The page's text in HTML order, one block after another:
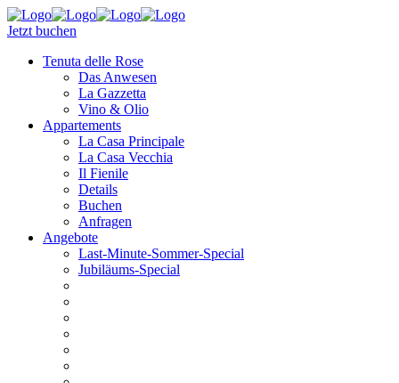
Jetzt buchen
Tenuta delle Rose
Das Anwesen
La Gazzetta
Vino & Olio
Appartements
La Casa Principale
La Casa Vecchia
Il Fienile
Details
Buchen
Anfragen
Angebote
Last-Minute-Sommer-Special
Jubiläums-Special